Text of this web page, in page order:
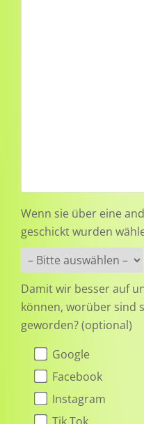
Wenn sie über eine
geschickt wurden
Damit wir besser auf
können, worüber sind
geworden? (optional)
Google
Facebook
Instagram